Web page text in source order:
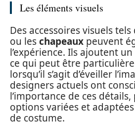
Les éléments visuels
Des accessoires visuels tels
ou leschapeaux peuvent
l’expérience. Ils ajoutent
ce qui peut être
lorsqu’il s’agit d’éveiller
designers actuels ont
l’importance de ces
options variées et
de costume.